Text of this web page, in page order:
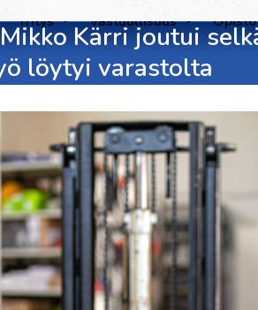
Yritys Vastuullisuus
Mikko Kärri joutui
löytyi varastolta